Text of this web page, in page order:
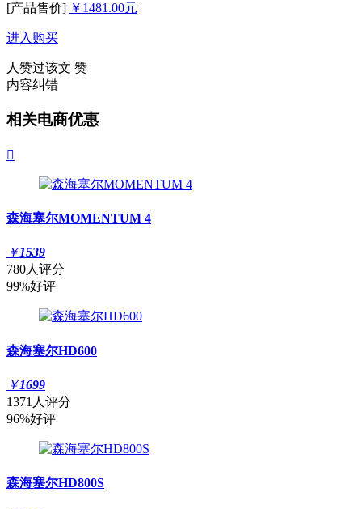
[产品售价] ￥1481.00元
进入购买
人赞过该文 赞
内容纠错
相关电商优惠

森海塞尔MOMENTUM 4
￥1539
780人评分
99%好评
森海塞尔HD600
￥1699
1371人评分
96%好评
森海塞尔HD800S